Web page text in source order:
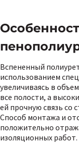
Вспененный
использованием
увеличиваясь в
все полости, а
ей прочную связь со
Способ монтажа и
положительно
изоляционных работ.